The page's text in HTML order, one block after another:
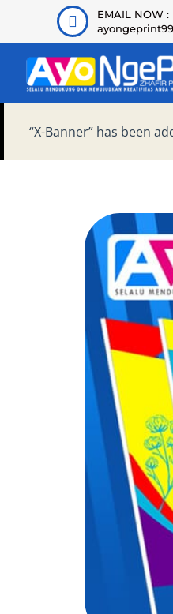
EMAIL NOW :
“X-Banner” has been